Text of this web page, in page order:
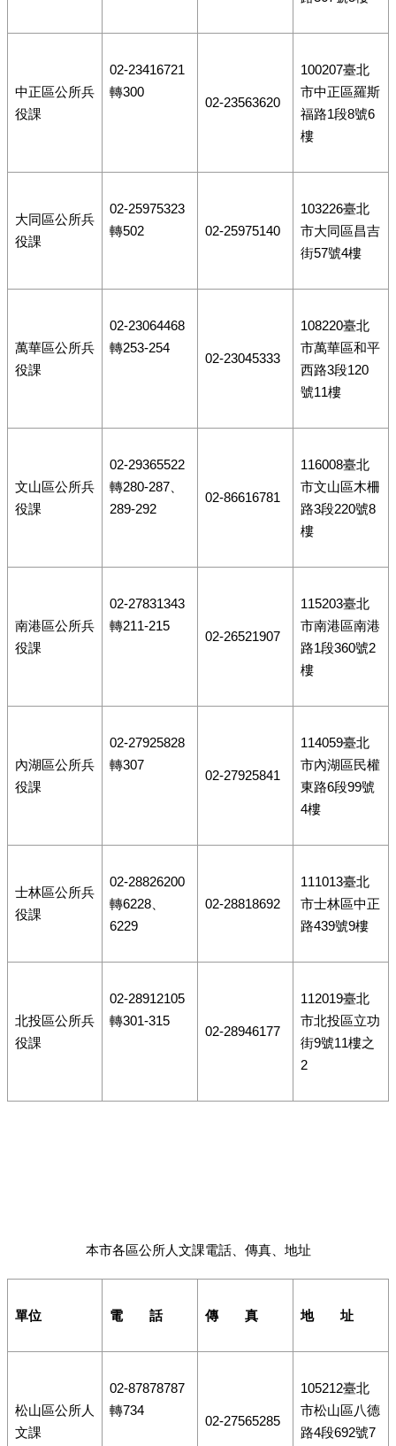
中正區公所兵
役課
02-23416721
轉300
02-23563620
100207臺北
市中正區羅斯
福路1段8號6
樓
大同區公所兵
役課
02-25975323
轉502
02-25975140
103226臺北
市大同區昌吉
街57號4樓
萬華區公所兵
役課
02-23064468
轉253-254
02-23045333
108220臺北
市萬華區和平
西路3段120
號11樓
文山區公所兵
役課
02-29365522
轉280-287、
289-292
02-86616781
116008臺北
市文山區木柵
路3段220號8
樓
南港區公所兵
役課
02-27831343
轉211-215
02-26521907
115203臺北
市南港區南港
路1段360號2
樓
內湖區公所兵
役課
02-27925828
轉307
02-27925841
114059臺北
市內湖區民權
東路6段99號
4樓
士林區公所兵
役課
02-28826200
轉6228、
6229
02-28818692
111013臺北
市士林區中正
路439號9樓
北投區公所兵
役課
02-28912105
轉301-315
02-28946177
112019臺北
市北投區立功
街9號11樓之
2
本市各區公所人文課電話、傳真、地址
單位 電 話 傳 真 地 址
松山區公所人
文課
02-87878787
轉734
02-27565285
105212臺北
市松山區八德
路4段692號7